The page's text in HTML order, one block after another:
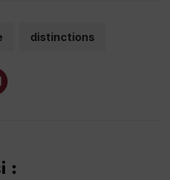
distinctions
: